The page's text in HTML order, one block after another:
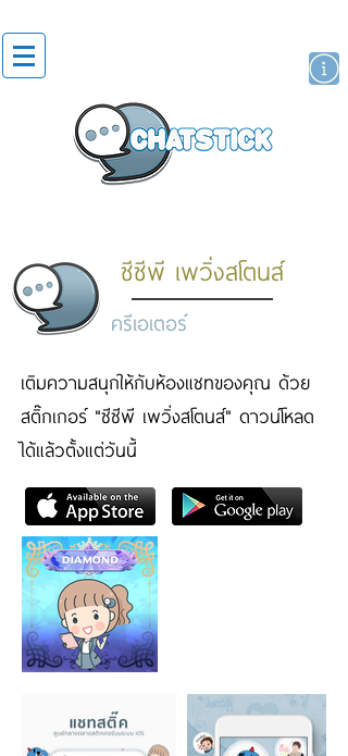
ซีซีพี เพวิ่งสโตนส์
ครีเอเตอร์
เติมความสนุกให้กับห้องแชทของคุณ ด้วย
สติ๊กเกอร์ "ซีซีพี เพวิ่งสโตนส์" ดาวน์โหลด
ได้แล้วตั้งแต่วันนี้